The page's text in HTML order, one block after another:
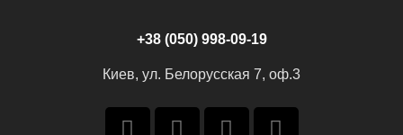
+38 (050) 998-09-19
Киев, ул. Белорусская 7, оф.3